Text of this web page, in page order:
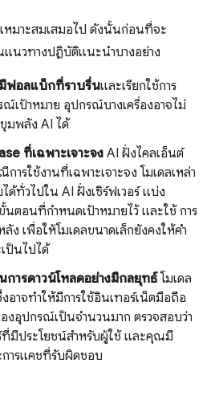
หมาะสมเสมอไป ดังนั้นก่อนที่จะ
แนวทางปฏิบัติแนะนำบางอย่าง
ฟอลแบ็กที่ราบรื่นและเรียกใช้การ
เป้าหมาย อุปกรณ์บางเครื่องอาจไม่
มพลัง AI ได้
ที่เฉพาะเจาะจง AI ฝั่งไคลเอ็นต์
ารใช้งานที่เฉพาะเจาะจง โมเดลเหล่า
ด้ทั่วไปใน AI ฝั่งเซิร์ฟเวอร์ แบ่ง
นตอนที่กำหนดเป้าหมายไว้ และใช้ การ
ง เพื่อให้โมเดลขนาดเล็กยังคงให้คำ
ป็นไปได้
การดาวน์โหลดอย่างมีกลยุทธ์โมเดล
อาจทําให้มีการใช้อินเทอร์เน็ตมือถือ
อุปกรณ์เป็นจํานวนมาก ตรวจสอบว่า
ที่มีประโยชน์สำหรับผู้ใช้ และคุณมี
ารแคชที่รับผิดชอบ